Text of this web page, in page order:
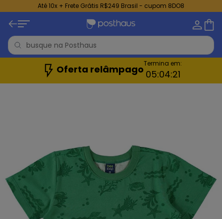
Até 10x + Frete Grátis R$249 Brasil - cupom 8DO8
Oferta relâmpagoTermina em:
05:04:19